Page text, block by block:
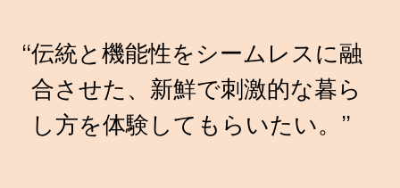
“伝統と機能性をシームレスに融
合させた、新鮮で刺激的な暮ら
し方を体験してもらいたい。”